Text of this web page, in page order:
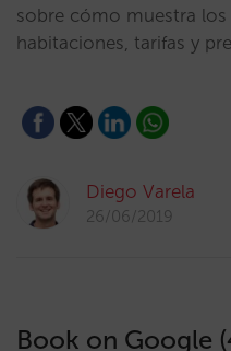
sobre cómo muestra los
habitaciones, tarifas y
Diego Varela
26/06/2019
Book on Google